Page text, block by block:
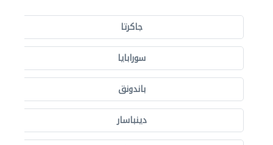
جاكرتا
سورابايا
باندونق
دينباسار